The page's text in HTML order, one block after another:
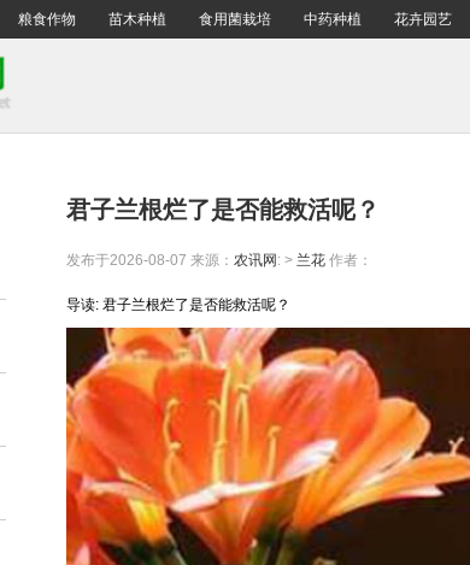
粮食作物 苗木种植 食用菌栽培 中药种植 花卉园艺
君子兰根烂了是否能救活呢？
发布于2026-08-07 来源： 农讯网 : > 兰花 作者：
导读: 君子兰根烂了是否能救活呢？